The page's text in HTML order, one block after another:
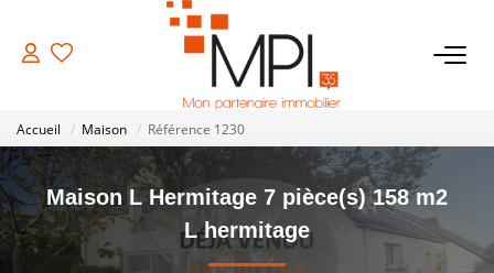
VENTES
Biens À Vendre
Biens Vendus
Accueil Maison Référence 1230
Maison L Hermitage 7 pièce(s) 158 m2
L hermitage